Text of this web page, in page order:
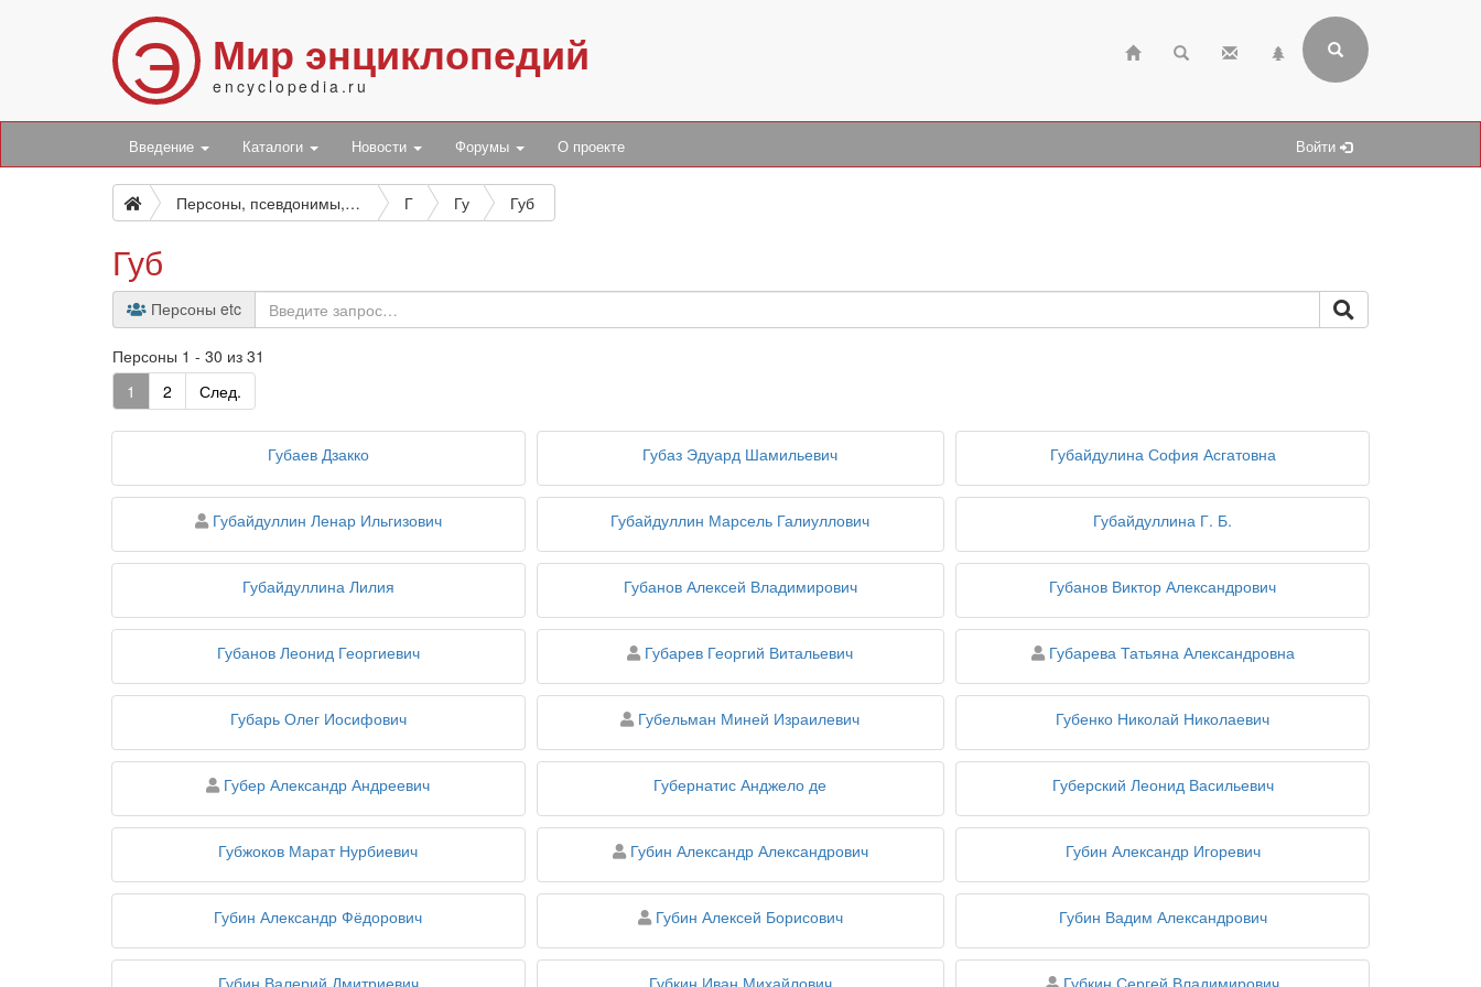
Э Мир энциклопедий
encyclopedia.ru
Введение Каталоги Новости Форумы О проекте Войти
Персоны, псевдонимы, персонажи и боты Г Гу Губ
Губ
Персоны etc
Персоны 1 - 30 из 31
1
2 След.
Губаев Дзакко Губаз Эдуард Шамильевич Губайдулина София Асгатовна
персона
Губайдуллин Ленар Ильгизович Губайдуллин Марсель Галиуллович Губайдуллина Г. Б.
Губайдуллина Лилия Губанов Алексей Владимирович Губанов Виктор Александрович
Губанов Леонид Георгиевич персона
Губарев Георгий Витальевич персона
Губарева Татьяна Александровна
Губарь Олег Иосифович персона
Губельман Миней Израилевич Губенко Николай Николаевич
персона
Губер Александр Андреевич Губернатис Анджело де Губерский Леонид Васильевич
Губжоков Марат Нурбиевич персона
Губин Александр Александрович Губин Александр Игоревич
Губин Александр Фёдорович персона
Губин Алексей Борисович Губин Вадим Александрович
Губин Валерий Дмитриевич Губкин Иван Михайлович персона
Губкин Сергей Владимирович